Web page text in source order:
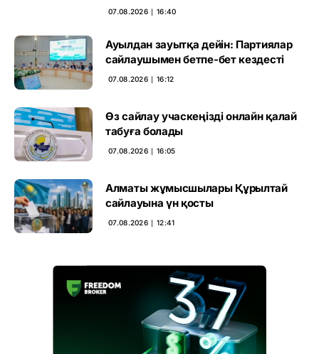
07.08.2026 ∣ 16:40
Ауылдан зауытқа дейін: Партиялар
сайлаушымен бетпе-бет кездесті
07.08.2026 ∣ 16:12
Өз сайлау учаскеңізді онлайн қалай
табуға болады
07.08.2026 ∣ 16:05
Алматы жұмысшылары Құрылтай
сайлауына үн қосты
07.08.2026 ∣ 12:41